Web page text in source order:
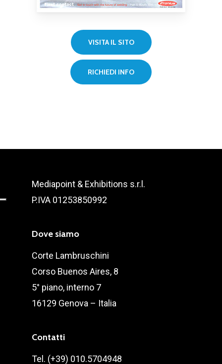
VISITA IL SITO
RICHIEDI INFO
Mediapoint & Exhibitions s.r.l.
P.IVA 01253850992
Dove siamo
Corte Lambruschini
Corso Buenos Aires, 8
5° piano, interno 7
16129 Genova – Italia
Contatti
Tel. (+39) 010.5704948